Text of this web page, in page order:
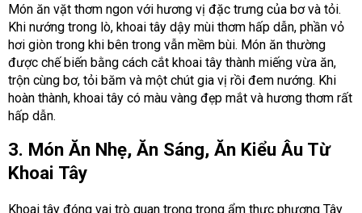
Món ăn vặt thơm ngon với hương vị đặc trưng của bơ và tỏi.
Khi nướng trong lò, khoai tây dậy mùi thơm hấp dẫn, phần vỏ
hơi giòn trong khi bên trong vẫn mềm bùi. Món ăn thường
được chế biến bằng cách cắt khoai tây thành miếng vừa ăn,
trộn cùng bơ, tỏi băm và một chút gia vị rồi đem nướng. Khi
hoàn thành, khoai tây có màu vàng đẹp mắt và hương thơm rất
hấp dẫn.
3. Món Ăn Nhẹ, Ăn Sáng, Ăn Kiểu Âu Từ
Khoai Tây
Khoai tây đóng vai trò quan trọng trong ẩm thực phương Tây